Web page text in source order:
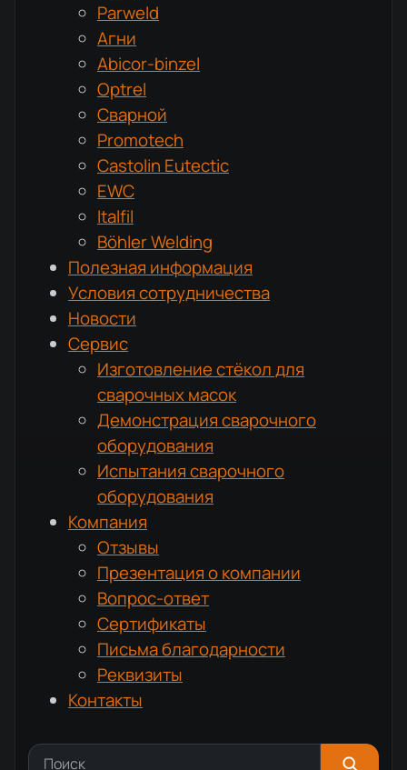
Parweld
Агни
Abicor-binzel
Optrel
Сварной
Promotech
Castolin Eutectic
EWC
Italfil
Böhler Welding
Полезная информация
Условия сотрудничества
Новости
Сервис
Изготовление стёкол для
сварочных масок
Демонстрация сварочного
оборудования
Испытания сварочного
оборудования
Компания
Отзывы
Презентация о компании
Вопрос-ответ
Сертификаты
Письма благодарности
Реквизиты
Контакты